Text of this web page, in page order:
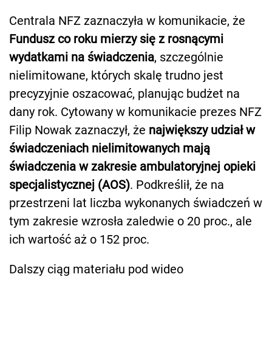
Centrala NFZ zaznaczyła w komunikacie, że
Fundusz co roku mierzy się z rosnącymi
wydatkami na świadczenia, szczególnie
nielimitowane, których skalę trudno jest
precyzyjnie oszacować, planując budżet na
dany rok. Cytowany w komunikacie prezes NFZ
Filip Nowak zaznaczył, że największy udział w
świadczeniach nielimitowanych mają
świadczenia w zakresie ambulatoryjnej opieki
specjalistycznej (AOS). Podkreślił, że na
przestrzeni lat liczba wykonanych świadczeń w
tym zakresie wzrosła zaledwie o 20 proc., ale
ich wartość aż o 152 proc.
Dalszy ciąg materiału pod wideo